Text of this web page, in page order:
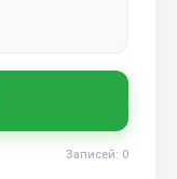
Записей: 0